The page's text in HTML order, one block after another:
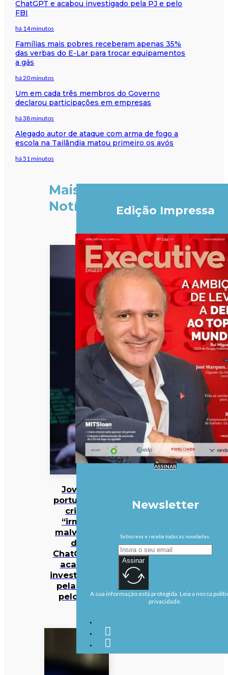
ChatGPT e acabou investigado pela PJ e pelo
FBI
há 14 minutos
Famílias mais pobres receberam apenas 35%
das verbas do E-Lar para trocar equipamentos
a gás
há 20 minutos
Um em cada três membros do Governo
declarou participações em empresas
há 38 minutos
Alegado autor de ataque com arma de fogo a
escola na Tailândia matou primeiro os avós
há 51 minutos
Mais
Notícias
Jovem
português
criou
“irmão
malvado”
do
ChatGPT e
acabou
investigado
pela PJ e
pelo FBI
Edição Impressa
ASSINAR
Newsletter
Subscreva e receba todas as novidades.
Assinar
A sua informação está protegida. Leia a nossa
privacidade.